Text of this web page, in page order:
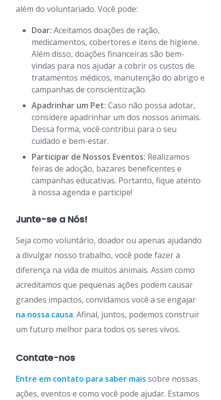
além do voluntariado. Você pode:
Doar: Aceitamos doações de ração,
medicamentos, cobertores e itens de higiene.
Além disso, doações financeiras são bem-
vindas para nos ajudar a cobrir os custos de
tratamentos médicos, manutenção do abrigo e
campanhas de conscientização.
Apadrinhar um Pet: Caso não possa adotar,
considere apadrinhar um dos nossos animais.
Dessa forma, você contribui para o seu
cuidado e bem-estar.
Participar de Nossos Eventos: Realizamos
feiras de adoção, bazares beneficentes e
campanhas educativas. Portanto, fique atento
à nossa agenda e participe!
Junte-se a Nós!
Seja como voluntário, doador ou apenas ajudando
a divulgar nosso trabalho, você pode fazer a
diferença na vida de muitos animais. Assim como
acreditamos que pequenas ações podem causar
grandes impactos, convidamos você a se engajar
na nossa causa. Afinal, juntos, podemos construir
um futuro melhor para todos os seres vivos.
Contate-nos
Entre em contato para saber mais sobre nossas
ações, eventos e como você pode ajudar. Estamos